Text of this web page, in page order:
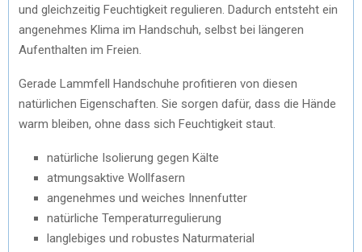
und gleichzeitig Feuchtigkeit regulieren. Dadurch entsteht ein
angenehmes Klima im Handschuh, selbst bei längeren
Aufenthalten im Freien.
Gerade Lammfell Handschuhe profitieren von diesen
natürlichen Eigenschaften. Sie sorgen dafür, dass die Hände
warm bleiben, ohne dass sich Feuchtigkeit staut.
natürliche Isolierung gegen Kälte
atmungsaktive Wollfasern
angenehmes und weiches Innenfutter
natürliche Temperaturregulierung
langlebiges und robustes Naturmaterial